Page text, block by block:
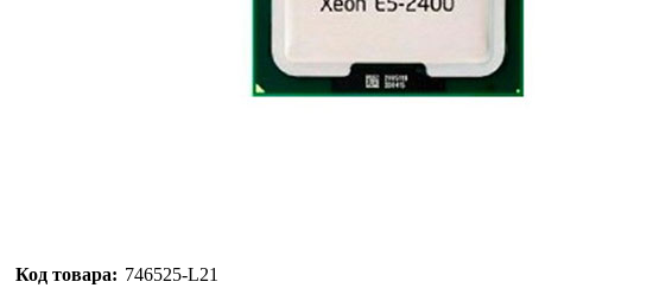
Код товара: 746525-L21